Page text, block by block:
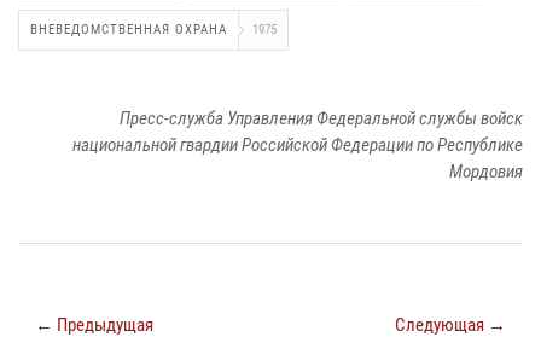
ВНЕВЕДОМСТВЕННАЯ ОХРАНА 1975
Пресс-служба Управления Федеральной службы войск
национальной гвардии Российской Федерации по Республике
Мордовия
← Предыдущая Следующая →